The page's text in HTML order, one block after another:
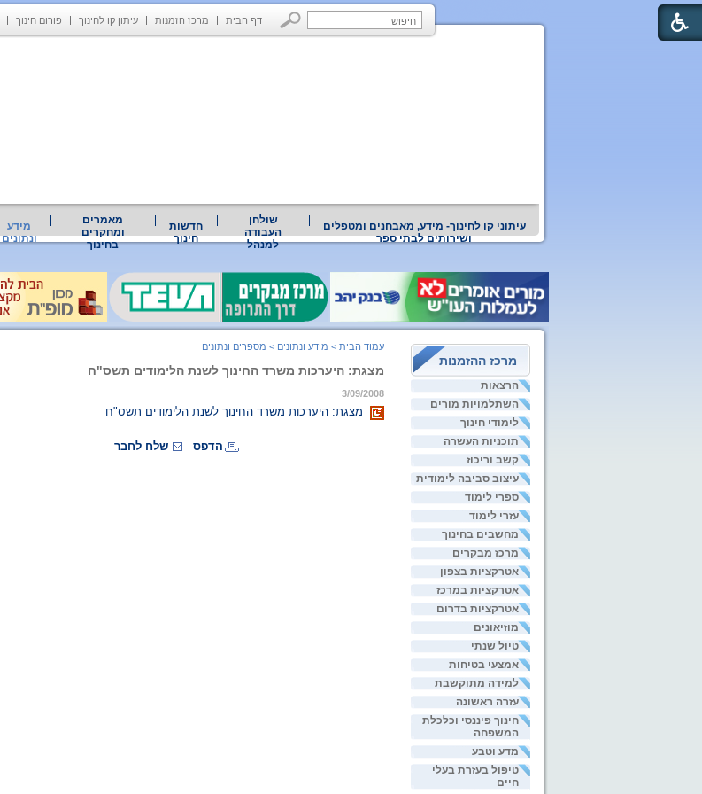
דף הבית מרכז הזמנות עיתון קו לחינוך פורום חינוך
עיתוני קו לחינוך- מידע, מאבחנים ומטפלים
ושירותים לבתי ספר
שולחן
העבודה
למנהל
חדשות
חינוך
מאמרים
ומחקרים
בחינוך
מידע
ונתונים
מרכז ההזמנות
הרצאות
השתלמויות מורים
לימודי חינוך
תוכניות העשרה
קשב וריכוז
עיצוב סביבה לימודית
ספרי לימוד
עזרי לימוד
מחשבים בחינוך
מרכז מבקרים
אטרקציות בצפון
אטרקציות במרכז
אטרקציות בדרום
מוזיאונים
טיול שנתי
אמצעי בטיחות
למידה מתוקשבת
עזרה ראשונה
חינוך פיננסי וכלכלת
המשפחה
מדע וטבע
טיפול בעזרת בעלי
חיים
עמוד הבית > מידע ונתונים > מספרים ונתונים
מצגת: היערכות משרד החינוך לשנת הלימודים תשס"ח
3/09/2008
מצגת: היערכות משרד החינוך לשנת הלימודים תשס"ח
הדפס שלח לחבר